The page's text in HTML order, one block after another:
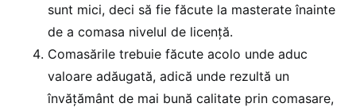
sunt mici, deci să fie făcute la masterate înainte
de a comasa nivelul de licență.
Comasările trebuie făcute acolo unde aduc
valoare adăugată, adică unde rezultă un
învățământ de mai bună calitate prin comasare,